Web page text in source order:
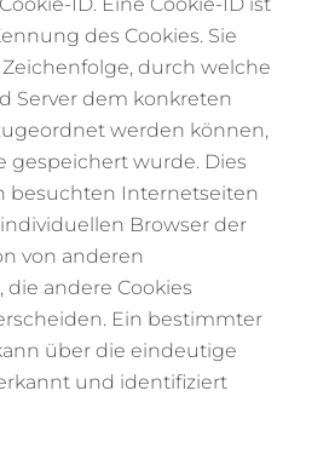
des Cookies. Sie
durch welche
Server dem konkreten
werden können,
gespeichert wurde. Dies
besuchten Internetseiten
Browser der
von anderen
andere Cookies
Ein bestimmter
über die eindeutige
und identifiziert